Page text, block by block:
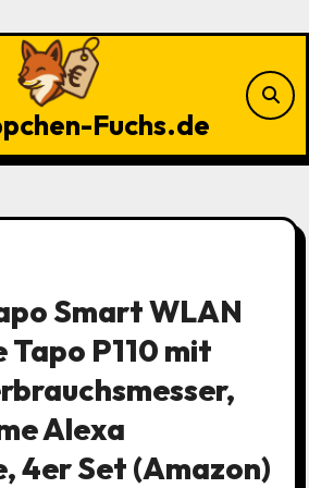
Fuchs.de
Smart WLAN
P110 mit
Alexa
4er Set (Amazon)